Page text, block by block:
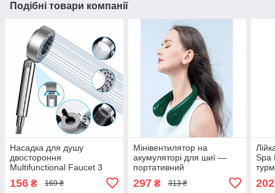
Подібні товари компанії
Насадка для душу
двостороння
Multifunctional Faucet 3
душова гарнітура
156 ₴ 169 ₴
Мінівентилятор на
акумуляторі для шиї —
портативний
безлопатевий вентилятор
із 3 швидкостями
297₴ 313 ₴
Spa
202